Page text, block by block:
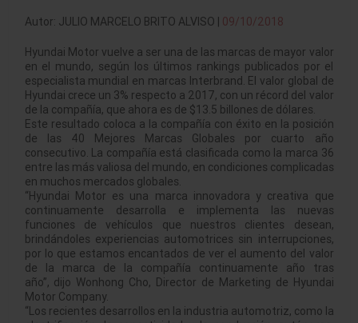
Autor: JULIO MARCELO BRITO ALVISO | 09/10/2018
Hyundai Motor vuelve a ser una de las marcas de mayor valor
en el mundo, según los últimos rankings publicados por el
especialista mundial en marcas Interbrand. El valor global de
Hyundai crece un 3% respecto a 2017, con un récord del valor
de la compañía, que ahora es de $13.5 billones de dólares.
Este resultado coloca a la compañía con éxito en la posición
de las 40 Mejores Marcas Globales por cuarto año
consecutivo. La compañía está clasificada como la marca 36
entre las más valiosa del mundo, en condiciones complicadas
en muchos mercados globales.
“Hyundai Motor es una marca innovadora y creativa que
continuamente desarrolla e implementa las nuevas
funciones de vehículos que nuestros clientes desean,
brindándoles experiencias automotrices sin interrupciones,
por lo que estamos encantados de ver el aumento del valor
de la marca de la compañía continuamente año tras
año”, dijo Wonhong Cho, Director de Marketing de Hyundai
Motor Company.
“Los recientes desarrollos en la industria automotriz, como la